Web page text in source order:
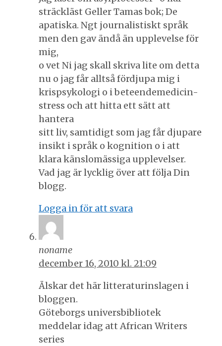
sträckläst Geller Tamas bok; De
apatiska. Ngt journalistiskt språk
men den gav ändå än upplevelse för
mig,
o vet Ni jag skall skriva lite om detta
nu o jag får alltså fördjupa mig i
krispsykologi o i beteendemedicin-
stress och att hitta ett sätt att
hantera
sitt liv, samtidigt som jag får djupare
insikt i språk o kognition o i att
klara känslomässiga upplevelser.
Vad jag är lycklig över att följa Din
blogg.
Logga in för att svara
noname
december 16, 2010 kl. 21:09
Älskar det här litteraturinslagen i
bloggen.
Göteborgs universbibliotek
meddelar idag att African Writers
series